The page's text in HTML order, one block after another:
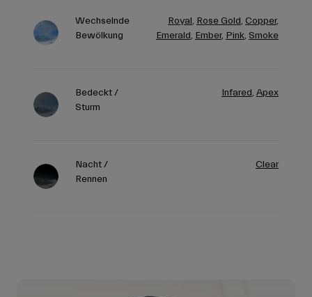
Wechselnde
Bewölkung
Royal, Rose Gold, Copper,
Emerald, Ember, Pink, Smoke
Bedeckt /
Sturm
Infared, Apex
Nacht /
Rennen
Clear